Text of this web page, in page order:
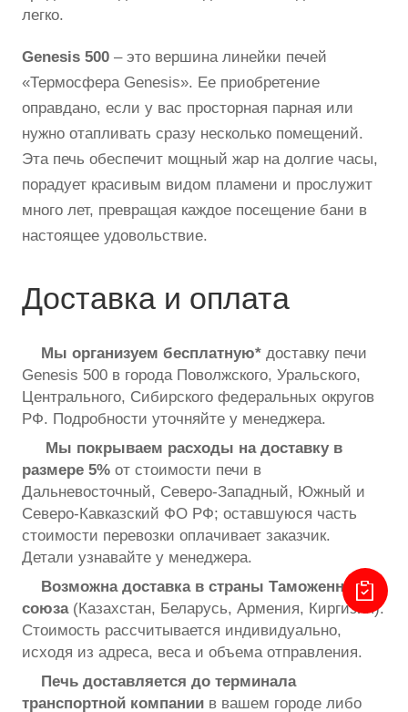
легко.
Genesis 500 – это вершина линейки печей
«Термосфера Genesis». Ее приобретение
оправдано, если у вас просторная парная или
нужно отапливать сразу несколько помещений.
Эта печь обеспечит мощный жар на долгие часы,
порадует красивым видом пламени и прослужит
много лет, превращая каждое посещение бани в
настоящее удовольствие.
Доставка и оплата
Мы организуем бесплатную* доставку печи
Genesis 500 в города Поволжского, Уральского,
Центрального, Сибирского федеральных округов
РФ. Подробности уточняйте у менеджера.
Мы покрываем расходы на доставку в
размере 5% от стоимости печи в
Дальневосточный, Северо-Западный, Южный и
Северо-Кавказский ФО РФ; оставшуюся часть
стоимости перевозки оплачивает заказчик.
Детали узнавайте у менеджера.
Возможна доставка в страны Таможенного
союза(Казахстан, Беларусь, Армения, Киргизия).
Стоимость рассчитывается индивидуально,
исходя из адреса, веса и объема отправления.
Печь доставляется до терминала
транспортной компании в вашем городе либо